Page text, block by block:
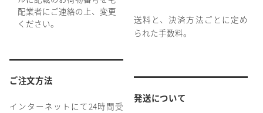
配業者にご連絡の上、変更
ください。
ご注文方法
インターネットにて24時間受
送料と、決済方法ごとに定め
られた手数料。
発送について